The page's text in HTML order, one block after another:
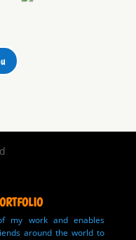
my work and enables